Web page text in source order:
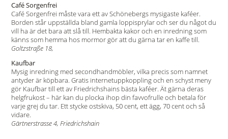
Café Sorgenfrei
Café Sorgenfrei måste vara ett av Schönebergs mysigaste kaféer.
Borden står uppställda bland gamla loppisprylar och ser du något du
vill ha är det bara att slå till. Hembakta kakor och en inredning som
känns som hemma hos mormor gör att du gärna tar en kaffe till.
Goltzstraße 18,
Kaufbar
Mysig inredning med secondhandmöbler, vilka precis som namnet
antyder är köpbara. Gratis internetuppkoppling och en schyst meny
gör Kaufbar till ett av Friedrichshains bästa kaféer. Ät gärna deras
helgfrukost – här kan du plocka ihop din favvofrulle och betala för
varje grej du tar. Ett stycke ostskiva, 50 cent, ett ägg, 70 cent och så
vidare.
Gärtnerstrasse 4, Friedrichshain